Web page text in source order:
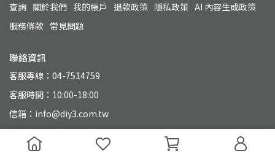
查詢 關於我們 我的帳戶 退款政策 隱私政策 AI 內容生成政策
服務條款 常見問題
聯絡資訊
客服專線：04-7514759
客服時間：10:00-18:00
信箱：info@diy3.com.tw
地址：500 彰化縣彰化市永興街110號
統一編號：90804649